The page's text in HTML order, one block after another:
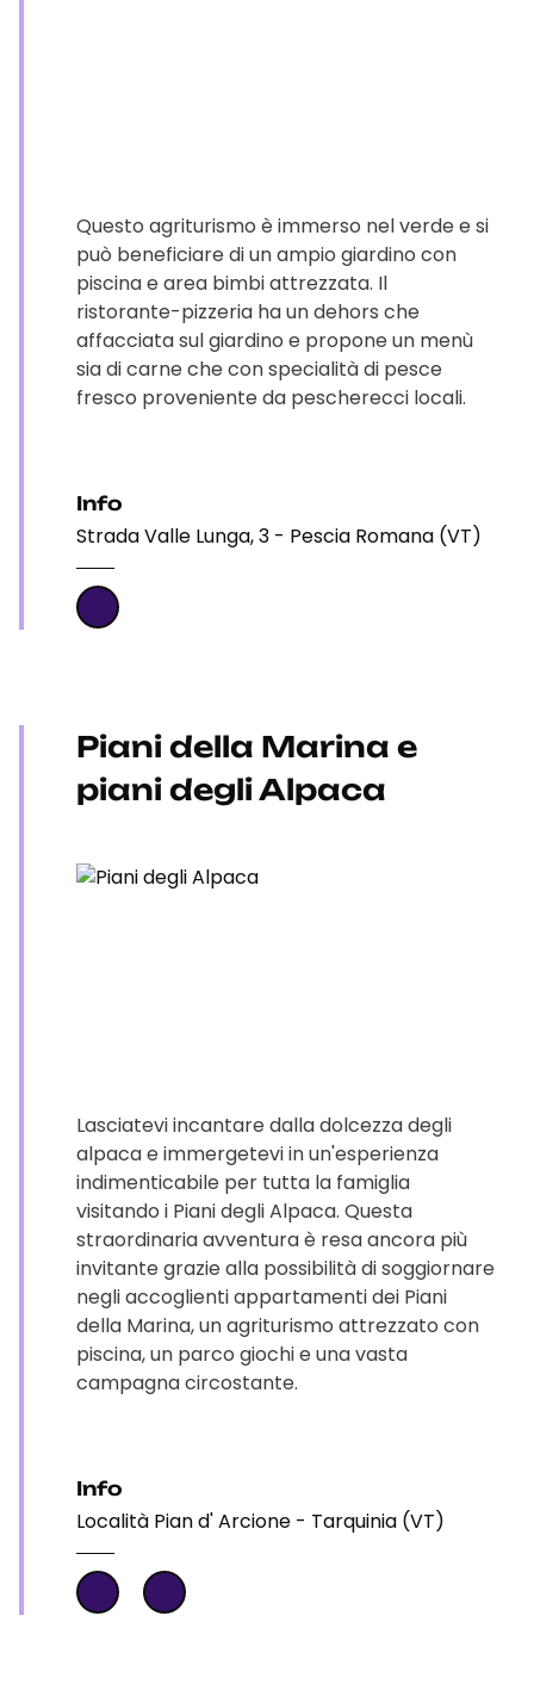
Questo agriturismo è immerso nel verde e si
può beneficiare di un ampio giardino con
piscina e area bimbi attrezzata. Il
ristorante-pizzeria ha un dehors che
affacciata sul giardino e propone un menù
sia di carne che con specialità di pesce
fresco proveniente da pescherecci locali.
Info
Strada Valle Lunga, 3 - Pescia Romana (VT)
Piani della Marina e
piani degli Alpaca
Lasciatevi incantare dalla dolcezza degli
alpaca e immergetevi in un'esperienza
indimenticabile per tutta la famiglia
visitando i Piani degli Alpaca. Questa
straordinaria avventura è resa ancora più
invitante grazie alla possibilità di soggiornare
negli accoglienti appartamenti dei Piani
della Marina, un agriturismo attrezzato con
piscina, un parco giochi e una vasta
campagna circostante.
Info
Località Pian d' Arcione - Tarquinia (VT)